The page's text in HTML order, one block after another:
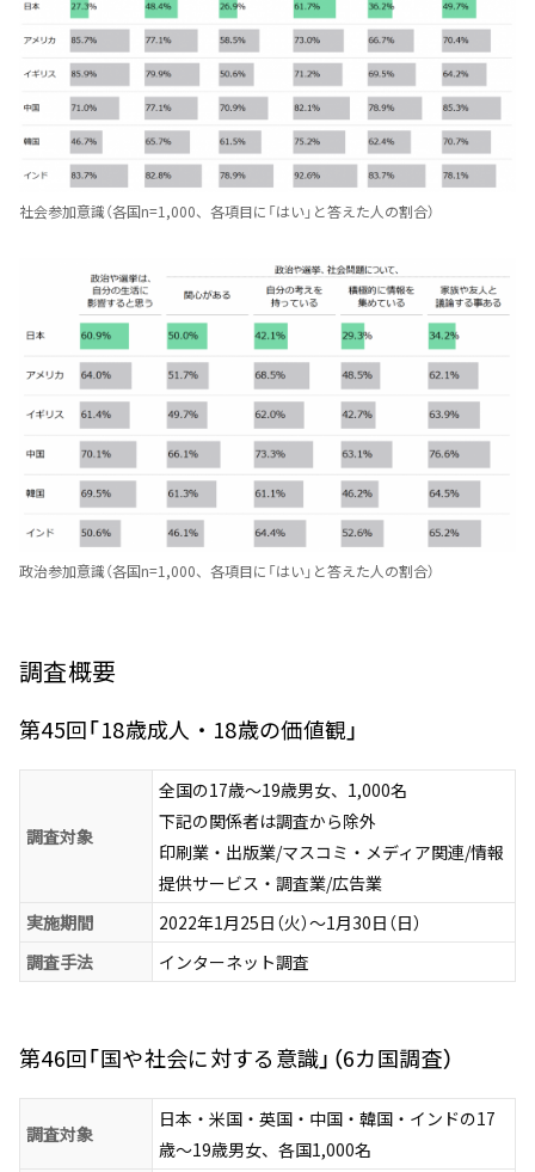
社会参加意識（各国n=1,000、各項目に「はい」と答えた人の割合）
政治参加意識（各国n=1,000、各項目に「はい」と答えた人の割合）
調査概要
第45回「18歳成人・18歳の価値観」
調査対象
全国の17歳～19歳男女、1,000名
下記の関係者は調査から除外
印刷業・出版業/マスコミ・メディア関連/情報
提供サービス・調査業/広告業
実施期間
2022年1月25日（火）～1月30日（日）
調査手法
インターネット調査
第46回「国や社会に対する意識」（6カ国調査）
調査対象
日本・米国・英国・中国・韓国・インドの17
歳～19歳男女、各国1,000名